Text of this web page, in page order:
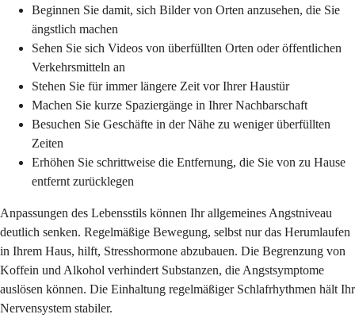
Beginnen Sie damit, sich Bilder von Orten anzusehen, die Sie
ängstlich machen
Sehen Sie sich Videos von überfüllten Orten oder öffentlichen
Verkehrsmitteln an
Stehen Sie für immer längere Zeit vor Ihrer Haustür
Machen Sie kurze Spaziergänge in Ihrer Nachbarschaft
Besuchen Sie Geschäfte in der Nähe zu weniger überfüllten
Zeiten
Erhöhen Sie schrittweise die Entfernung, die Sie von zu Hause
entfernt zurücklegen
Anpassungen des Lebensstils können Ihr allgemeines Angstniveau
deutlich senken. Regelmäßige Bewegung, selbst nur das Herumlaufen
in Ihrem Haus, hilft, Stresshormone abzubauen. Die Begrenzung von
Koffein und Alkohol verhindert Substanzen, die Angstsymptome
auslösen können. Die Einhaltung regelmäßiger Schlafrhythmen hält Ihr
Nervensystem stabiler.